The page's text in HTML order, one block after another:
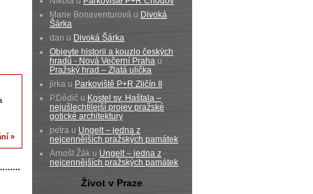
»
Marie Bonaventurová u Divoká
Šárka
dan u Divoká Šárka
Objevte historii a kouzlo českých
hradů - Nová Večerní Praha u
Pražský hrad – Zlatá ulička
jirka u Parkoviště P+R Zličín II
P.Dědič u Kostel sv. Haštala –
nejušlechtilejší projev pražské
gotické architektury
petra u Ungelt – jedna z
nejcennějších pražských památek
Arnošt Žák u Ungelt – jedna z
nejcennějších pražských památek
Život v Praze